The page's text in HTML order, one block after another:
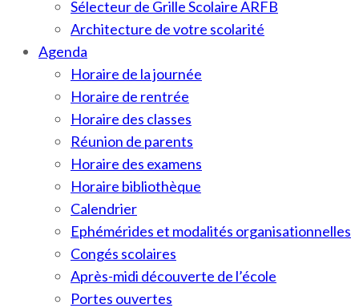
Sélecteur de Grille Scolaire ARFB
Architecture de votre scolarité
Agenda
Horaire de la journée
Horaire de rentrée
Horaire des classes
Réunion de parents
Horaire des examens
Horaire bibliothèque
Calendrier
Ephémérides et modalités organisationnelles
Congés scolaires
Après-midi découverte de l’école
Portes ouvertes